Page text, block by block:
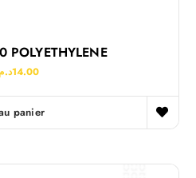
POLYETHYLENE
14.00
panier